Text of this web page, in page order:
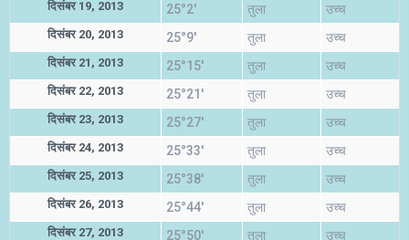
दिसंबर 19, 2013 25°2' तुला उच्च
दिसंबर 20, 2013 25°9' तुला उच्च
दिसंबर 21, 2013 25°15' तुला उच्च
दिसंबर 22, 2013 25°21' तुला उच्च
दिसंबर 23, 2013 25°27' तुला उच्च
दिसंबर 24, 2013 25°33' तुला उच्च
दिसंबर 25, 2013 25°38' तुला उच्च
दिसंबर 26, 2013 25°44' तुला उच्च
दिसंबर 27, 2013 25°50' तुला उच्च